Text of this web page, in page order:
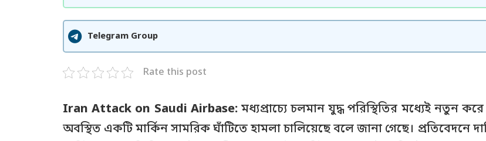
Telegram Group
Rate this post
Iran Attack on Saudi Airbase:মধ্যপ্রাচ্যে চলমান যুদ্ধ পরিস্থিতির মধ্যেই নতুন
অবস্থিত একটি মার্কিন সামরিক ঘাঁটিতে হামলা চালিয়েছে বলে জানা গেছে। প্রতিবেদনে